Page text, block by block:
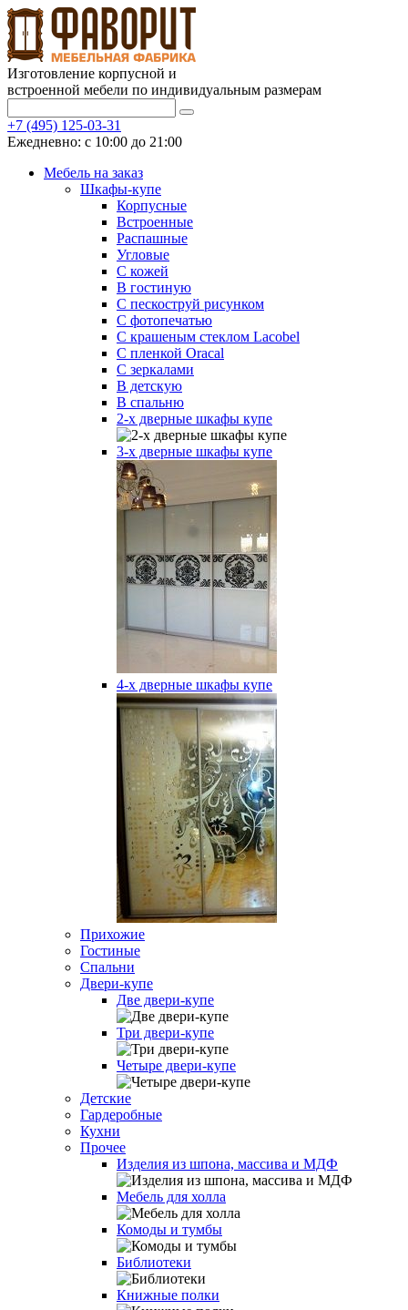
Изготовление корпусной и
встроенной мебели по индивидуальным размерам
+7 (495) 125-03-31
Ежедневно: с 10:00 до 21:00
Мебель на заказ
Шкафы-купе
Корпусные
Встроенные
Распашные
Угловые
С кожей
В гостиную
С пескоструй рисунком
С фотопечатью
С крашеным стеклом Lacobel
С пленкой Oracal
С зеркалами
В детскую
В спальню
2-х дверные шкафы купе
3-х дверные шкафы купе
4-х дверные шкафы купе
Прихожие
Гостиные
Спальни
Двери-купе
Две двери-купе
Три двери-купе
Четыре двери-купе
Детские
Гардеробные
Кухни
Прочее
Изделия из шпона, массива и МДФ
Мебель для холла
Комоды и тумбы
Библиотеки
Книжные полки